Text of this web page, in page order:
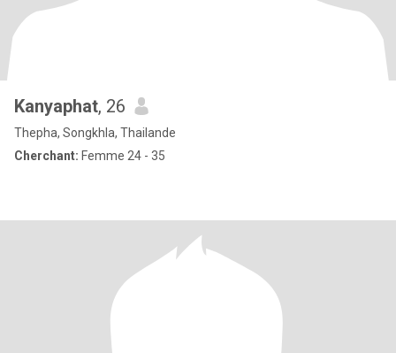
Kanyaphat, 26
Thepha, Songkhla, Thailande
Cherchant: Femme 24 - 35